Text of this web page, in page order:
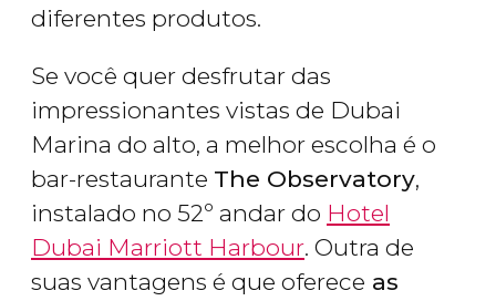
diferentes produtos.
Se você quer desfrutar das
impressionantes vistas de Dubai
Marina do alto, a melhor escolha é o
bar-restaurante The Observatory,
instalado no 52º andar do Hotel
Dubai Marriott Harbour. Outra de
suas vantagens é que oferece as